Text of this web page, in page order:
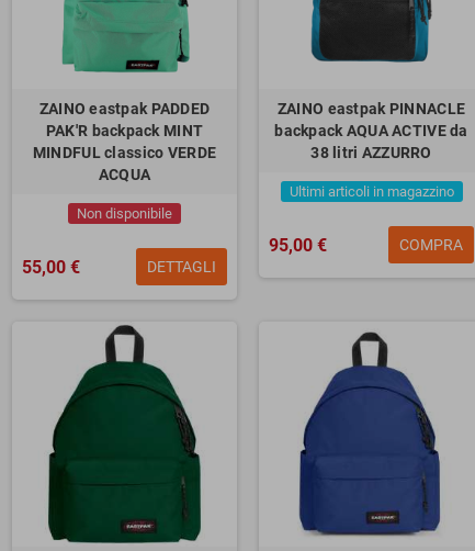
ZAINO eastpak PADDED
PAK'R backpack MINT
MINDFUL classico VERDE
ACQUA
Non disponibile
55,00 € DETTAGLI
ZAINO eastpak PINNACLE
backpack AQUA ACTIVE da
38 litri AZZURRO
Ultimi articoli in magazzino
95,00 € COMPRA